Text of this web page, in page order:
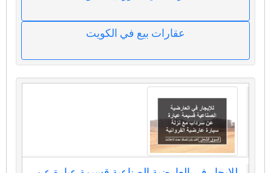
عقارات بيع في الكويت